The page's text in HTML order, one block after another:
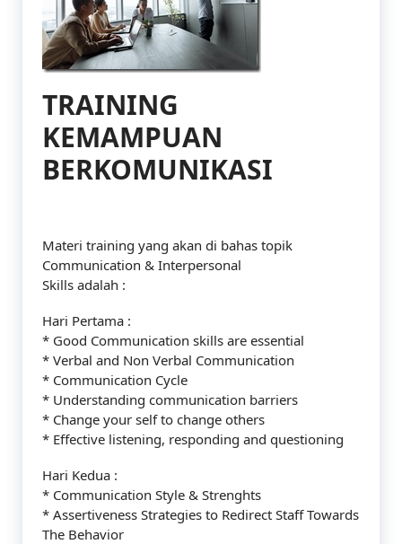
TRAINING
KEMAMPUAN
BERKOMUNIKASI
Materi training yang akan di bahas topik
Communication & Interpersonal
Skills adalah :
Hari Pertama :
* Good Communication skills are essential
* Verbal and Non Verbal Communication
* Communication Cycle
* Understanding communication barriers
* Change your self to change others
* Effective listening, responding and questioning
Hari Kedua :
* Communication Style & Strenghts
* Assertiveness Strategies to Redirect Staff Towards
The Behavior